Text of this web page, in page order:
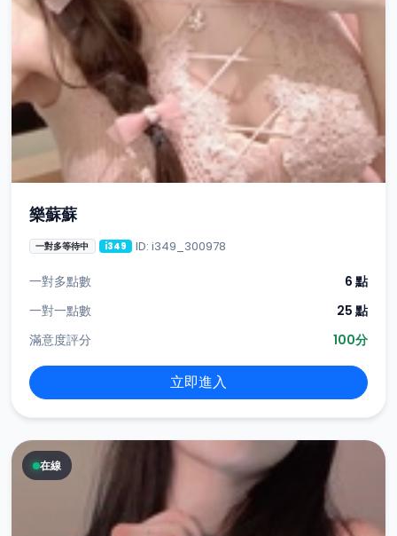
樂蘇蘇
一對多等待中 i349 ID: i349_300978
一對多點數
6 點
一對一點數
25 點
滿意度評分
100分
立即進入
在線